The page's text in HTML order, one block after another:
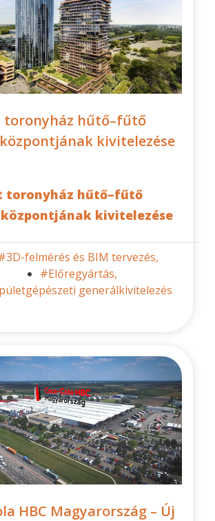
toronyház hűtő–fűtő
kivitelezése
toronyház hűtő–fűtő
kivitelezése
felmérés és BIM tervezés,
#Előregyártás,
generálkivitelezés
HBC Magyarország – Új